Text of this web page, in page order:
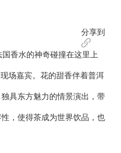
分享到
香水的神奇碰撞在这里上
场嘉宾。花的甜香伴着普洱
具东方魅力的情景演出，带
，使得茶成为世界饮品，也